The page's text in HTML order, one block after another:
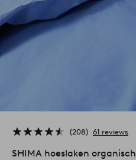
208 61 reviews
SHIMA hoeslaken organisch